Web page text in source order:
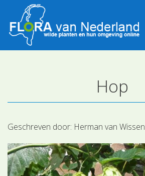
Plantengemeenschappen
Determineren
Hop
Geschreven door: Herman van Wissen